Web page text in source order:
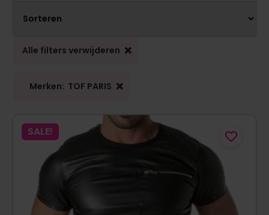
Alle filters verwijderen ×
Merken: TOF PARIS ×
SALE!